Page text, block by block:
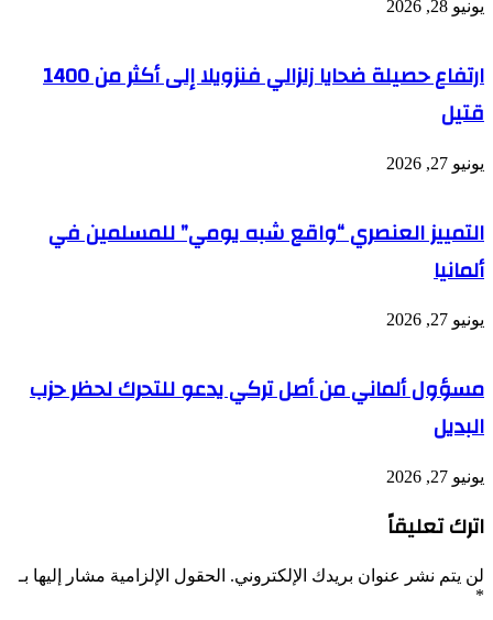
يونيو 28, 2026
ارتفاع حصيلة ضحايا زلزالي فنزويلا إلى أكثر من 1400
قتيل
يونيو 27, 2026
التمييز العنصري “واقع شبه يومي” للمسلمين في
ألمانيا
يونيو 27, 2026
مسؤول ألماني من أصل تركي يدعو للتحرك لحظر حزب
البديل
يونيو 27, 2026
اترك تعليقاً
لن يتم نشر عنوان بريدك الإلكتروني. الحقول الإلزامية مشار إليها بـ
*